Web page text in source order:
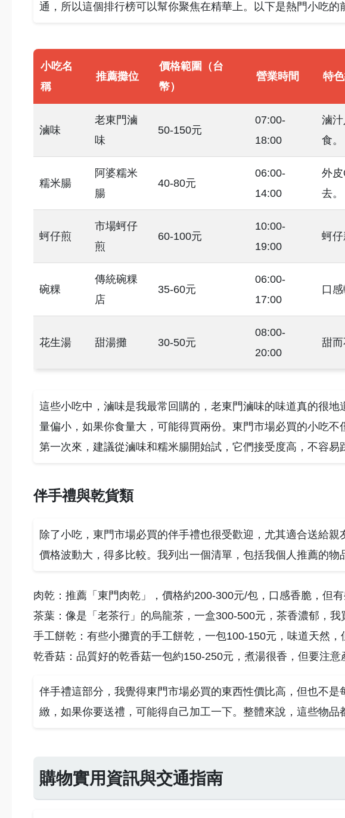
通，所以這個排行榜可以幫你聚焦在精華上。以下是熱門小吃的
小吃名
稱
推薦攤位
價格範圍（台
幣）
營業時間 特
滷味
老東門滷
味
50-150元
07:00-
18:00
滷
食。
糯米腸
阿婆糯米
腸
40-80元
06:00-
14:00
外
去。
蚵仔煎
市場蚵仔
煎
60-100元
10:00-
19:00
蚵
碗粿
傳統碗粿
店
35-60元
06:00-
17:00
口
花生湯 甜湯攤 30-50元
08:00-
20:00
甜而
這些小吃中，滷味是我最常回購的，老東門滷味的味道真的很
量偏小，如果你食量大，可能得買兩份。東門市場必買的小吃
第一次來，建議從滷味和糯米腸開始試，它們接受度高，不容易
伴手禮與乾貨類
除了小吃，東門市場必買的伴手禮也很受歡迎，尤其適合送給
價格波動大，得多比較。我列出一個清單，包括我個人推薦的物
肉乾：推薦「東門肉乾」，價格約200-300元/包，口感香脆，但有
茶葉：像是「老茶行」的烏龍茶，一盒300-500元，茶香濃郁，我
手工餅乾：有些小攤賣的手工餅乾，一包100-150元，味道天然，
乾香菇：品質好的乾香菇一包約150-250元，煮湯很香，但要注意
伴手禮這部分，我覺得東門市場必買的東西性價比高，但也不
緻，如果你要送禮，可能得自己加工一下。整體來說，這些物
購物實用資訊與交通指南